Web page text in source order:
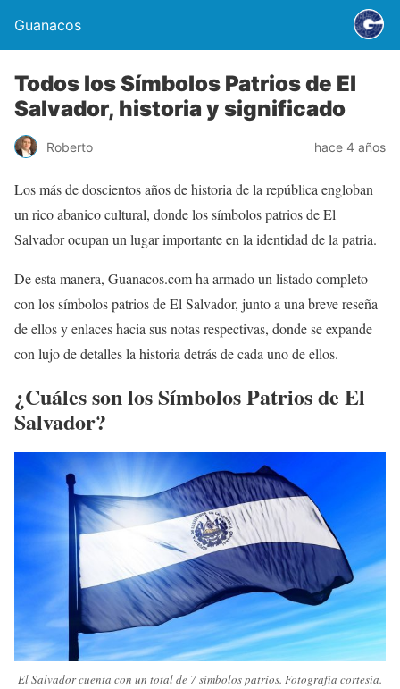
Guanacos
Todos los Símbolos Patrios de El
Salvador, historia y significado
Roberto hace 4 años
Los más de doscientos años de historia de la república engloban
un rico abanico cultural, donde los símbolos patrios de El
Salvador ocupan un lugar importante en la identidad de la patria.
De esta manera, Guanacos.com ha armado un listado completo
con los símbolos patrios de El Salvador, junto a una breve reseña
de ellos y enlaces hacia sus notas respectivas, donde se expande
con lujo de detalles la historia detrás de cada uno de ellos.
¿Cuáles son los Símbolos Patrios de El
Salvador?
El Salvador cuenta con un total de 7 símbolos patrios. Fotografía cortesía.